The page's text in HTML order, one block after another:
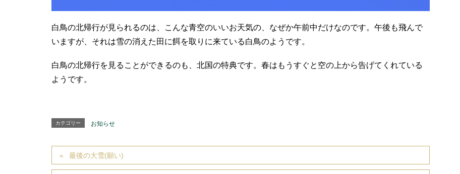
白鳥の北帰行が見られるのは、こんな青空のいいお天気の、なぜか午前中だけなのです。午後も飛んで
いますが、それは雪の消えた田に餌を取りに来ている白鳥のようです。
白鳥の北帰行を見ることができるのも、北国の特典です。春はもうすぐと空の上から告げてくれている
ようです。
カテゴリー お知らせ
最後の大雪(願い)